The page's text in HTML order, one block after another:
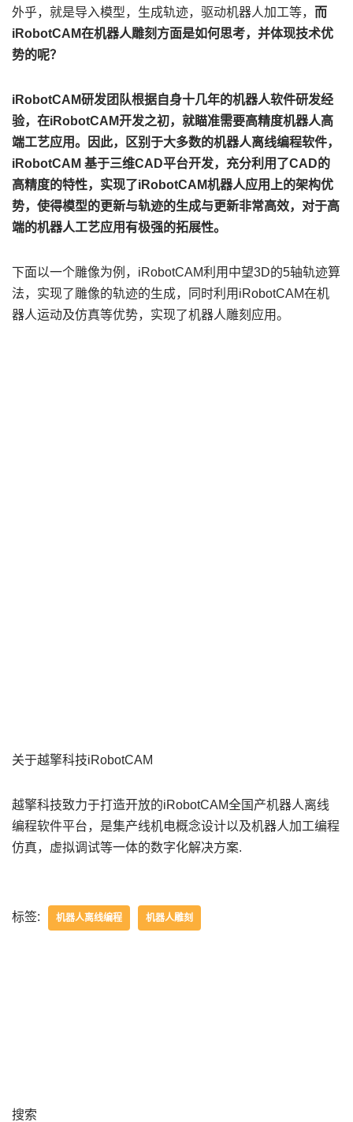
外乎，就是导入模型，生成轨迹，驱动机器人加工等， 而
iRobotCAM在机器人雕刻方面是如何思考，并体现技术优
势的呢？
iRobotCAM研发团队根据自身十几年的机器人软件研发经
验，在iRobotCAM开发之初，就瞄准需要高精度机器人高
端工艺应用。因此，区别于大多数的机器人离线编程软件，
iRobotCAM 基于三维CAD平台开发，充分利用了CAD的
高精度的特性，实现了iRobotCAM机器人应用上的架构优
势，使得模型的更新与轨迹的生成与更新非常高效，对于高
端的机器人工艺应用有极强的拓展性。
下面以一个雕像为例，iRobotCAM利用中望3D的5轴轨迹算
法，实现了雕像的轨迹的生成，同时利用iRobotCAM在机
器人运动及仿真等优势，实现了机器人雕刻应用。
关于越擎科技iRobotCAM
越擎科技致力于打造开放的iRobotCAM全国产机器人离线
编程软件平台，是集产线机电概念设计以及机器人加工编程
仿真，虚拟调试等一体的数字化解决方案.
标签: 机器人离线编程 机器人雕刻
搜索